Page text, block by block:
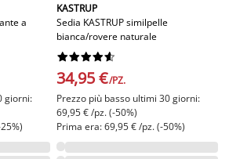
a
giorni:
KASTRUP
Sedia KASTRUP similpelle
bianca/rovere naturale






34,95 €/PZ.
Prezzo più basso ultimi 30 giorni:
69,95 € /pz. (-50%)
Prima era: 69,95 € /pz. (-50%)